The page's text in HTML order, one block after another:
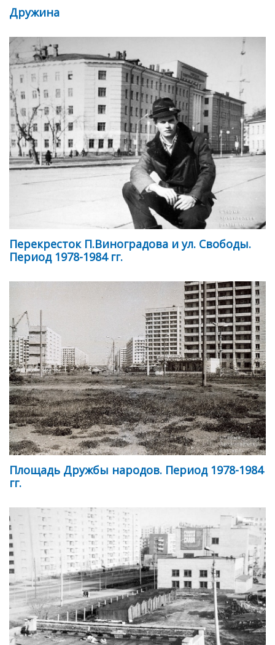
Дружина
Перекресток П.Виноградова и ул. Свободы.
Период 1978-1984 гг.
Площадь Дружбы народов. Период 1978-1984
гг.